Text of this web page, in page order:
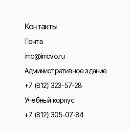
Контакты
Почта
imc@imcvo.ru
Административное здание
+7 (812) 323-57-28
Учебный корпус
+7 (812) 305-07-84